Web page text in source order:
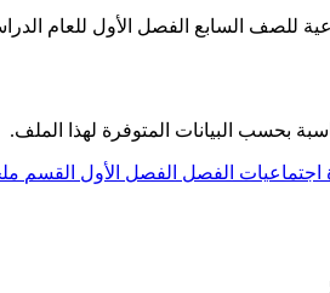
السابع الفصل الأول للعام الدراسي 2024-
بحسب البيانات المتوفرة لهذا الملف.
اجتماعيات الفصل الفصل الأول القسم